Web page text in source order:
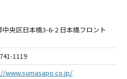
中央区日本橋3-6-2 日本橋フロント
1119
www.sumasapo.co.jp/